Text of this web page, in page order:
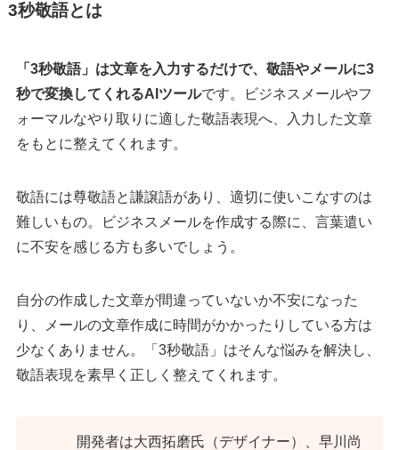
3秒敬語とは
「3秒敬語」は文章を入力するだけで、敬語やメールに3
秒で変換してくれるAIツールです。ビジネスメールやフ
ォーマルなやり取りに適した敬語表現へ、入力した文章
をもとに整えてくれます。
敬語には尊敬語と謙譲語があり、適切に使いこなすのは
難しいもの。ビジネスメールを作成する際に、言葉遣い
に不安を感じる方も多いでしょう。
自分の作成した文章が間違っていないか不安になった
り、メールの文章作成に時間がかかったりしている方は
少なくありません。「3秒敬語」はそんな悩みを解決し、
敬語表現を素早く正しく整えてくれます。
開発者は大西拓磨氏（デザイナー）、早川尚